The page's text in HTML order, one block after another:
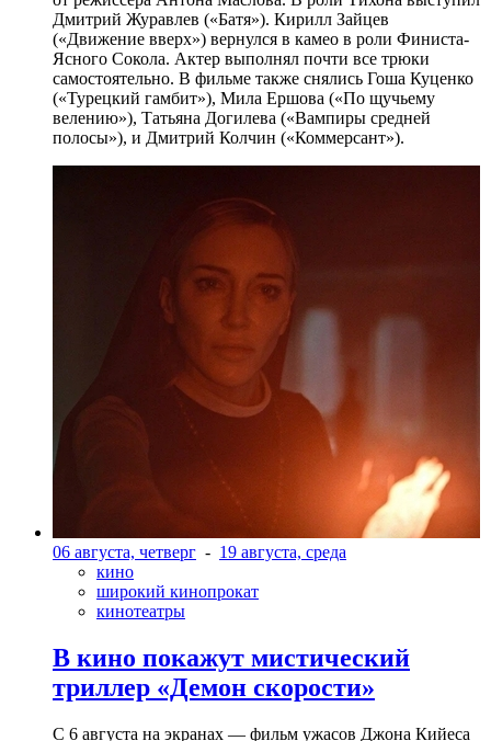
Дмитрий Журавлев («Батя»). Кирилл Зайцев
(«Движение вверх») вернулся в камео в роли Финиста-
Ясного Сокола. Актер выполнял почти все трюки
самостоятельно. В фильме также снялись Гоша Куценко
(«Турецкий гамбит»), Мила Ершова («По щучьему
велению»), Татьяна Догилева («Вампиры средней
полосы»), и Дмитрий Колчин («Коммерсант»).
06 августа, четверг - 19 августа, среда
кино
широкий кинопрокат
кинотеатры
В кино покажут мистический
триллер «Демон скорости»
С 6 августа на экранах — фильм ужасов Джона Кийеса